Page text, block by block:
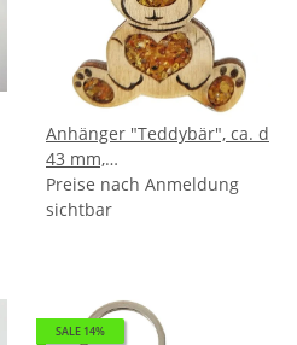
Anhänger "Teddybär", ca. d
43 mm,
Bernstein/Birkenholz
zwischen 2 Acrylplatten,
Preise nach Anmeldung
sichtbar
SALE 14%